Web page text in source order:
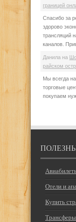
границей
Спасибо за
здорово
трансляций
каналов.
Данила на
райском
Мы всегда
торговые
покупаем
Отели и
Купить
Трансферы